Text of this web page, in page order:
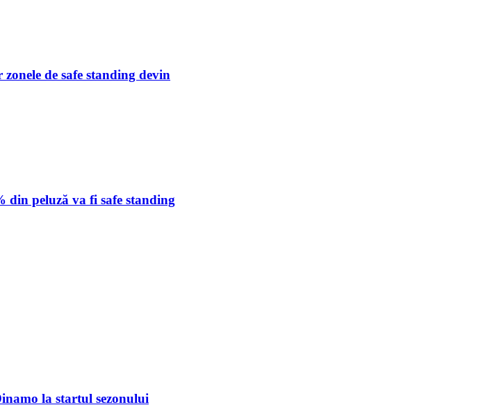
de safe standing devin
din peluză va fi safe standing
la startul sezonului